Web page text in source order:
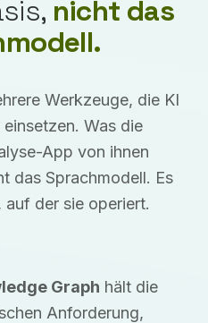
nicht das
Werkzeuge, die KI
Was die
App von ihnen
das Sprachmodell. Es
der sie operiert.
Graph hält die
Anforderung,